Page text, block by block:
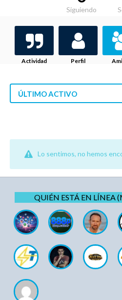
Siguiendo
Actividad Perfil
ÚLTIMO ACTIVO
Lo sentimos, no hemos
QUIÉN ESTÁ EN LÍNEA